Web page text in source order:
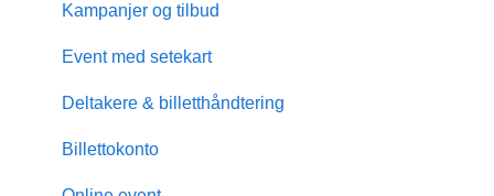
Kampanjer og tilbud
Event med setekart
Deltakere & billetthåndtering
Billettokonto